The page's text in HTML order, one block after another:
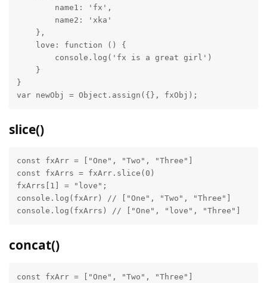
}
var newObj = Object.assign({}, fxObj);
slice()
const fxArr = ["One", "Two", "Three"]
const fxArrs = fxArr.slice(0)
fxArrs[1] = "love";
console.log(fxArr) // ["One", "Two", "Three"]
console.log(fxArrs) // ["One", "love", "Three"]
concat()
const fxArr = ["One", "Two", "Three"]